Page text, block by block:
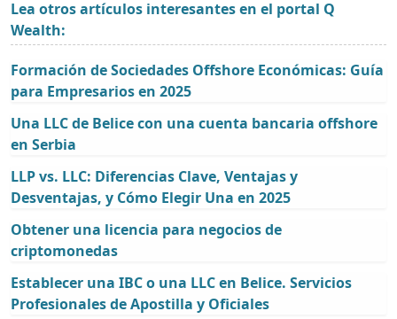
Lea otros artículos interesantes en el portal Q
Wealth:
Formación de Sociedades Offshore Económicas: Guía
para Empresarios en 2025
Una LLC de Belice con una cuenta bancaria offshore
en Serbia
LLP vs. LLC: Diferencias Clave, Ventajas y
Desventajas, y Cómo Elegir Una en 2025
Obtener una licencia para negocios de
criptomonedas
Establecer una IBC o una LLC en Belice. Servicios
Profesionales de Apostilla y Oficiales